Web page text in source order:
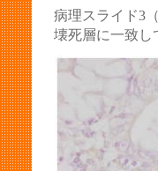
肥育期の損
通常総会およ
病理スライド3
壊死層に一致し